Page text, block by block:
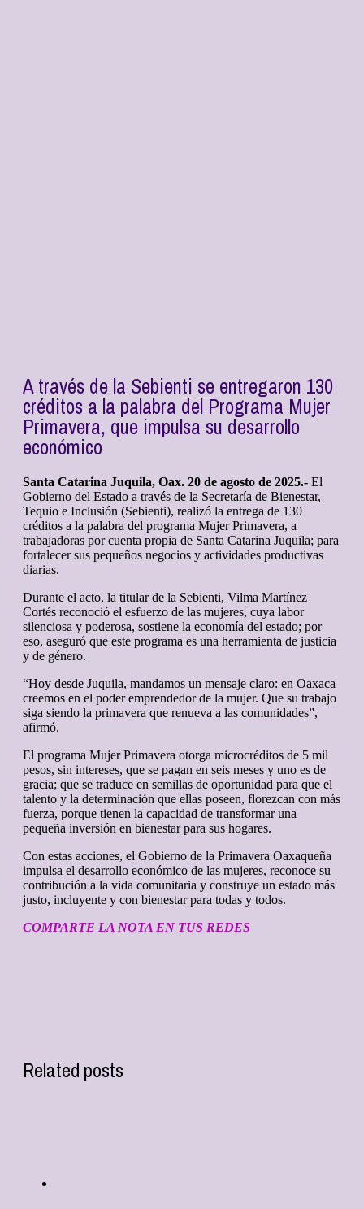
A través de la Sebienti se entregaron 130
créditos a la palabra del Programa Mujer
Primavera, que impulsa su desarrollo
económico
Santa Catarina Juquila, Oax. 20 de agosto de 2025.- El
Gobierno del Estado a través de la Secretaría de Bienestar,
Tequio e Inclusión (Sebienti), realizó la entrega de 130
créditos a la palabra del programa Mujer Primavera, a
trabajadoras por cuenta propia de Santa Catarina Juquila; para
fortalecer sus pequeños negocios y actividades productivas
diarias.
Durante el acto, la titular de la Sebienti, Vilma Martínez
Cortés reconoció el esfuerzo de las mujeres, cuya labor
silenciosa y poderosa, sostiene la economía del estado; por
eso, aseguró que este programa es una herramienta de justicia
y de género.
“Hoy desde Juquila, mandamos un mensaje claro: en Oaxaca
creemos en el poder emprendedor de la mujer. Que su trabajo
siga siendo la primavera que renueva a las comunidades”,
afirmó.
El programa Mujer Primavera otorga microcréditos de 5 mil
pesos, sin intereses, que se pagan en seis meses y uno es de
gracia; que se traduce en semillas de oportunidad para que el
talento y la determinación que ellas poseen, florezcan con más
fuerza, porque tienen la capacidad de transformar una
pequeña inversión en bienestar para sus hogares.
Con estas acciones, el Gobierno de la Primavera Oaxaqueña
impulsa el desarrollo económico de las mujeres, reconoce su
contribución a la vida comunitaria y construye un estado más
justo, incluyente y con bienestar para todas y todos.
COMPARTE LA NOTA EN TUS REDES
Related posts